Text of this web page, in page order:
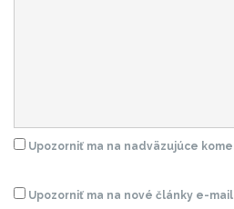
Upozorniť ma na nadväzujúce
Upozorniť ma na nové články e-